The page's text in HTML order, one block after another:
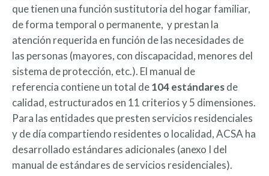
que tienen una función sustitutoria del hogar familiar,
de forma temporal o permanente, y prestan la
atención requerida en función de las necesidades de
las personas (mayores, con discapacidad, menores del
sistema de protección, etc.). El manual de
referencia contiene un total de104 estándaresde
calidad, estructurados en 11 criterios y 5 dimensiones.
Para las entidades que presten servicios residenciales
y de día compartiendo residentes o localidad, ACSA ha
desarrollado estándares adicionales (anexo I del
manual de estándares de servicios residenciales).